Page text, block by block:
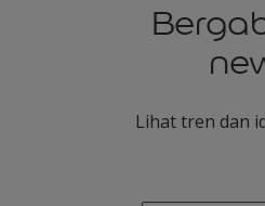
Lihat tren dan